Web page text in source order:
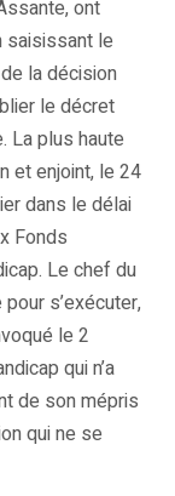
ont
saisissant le
la décision
le décret
La plus haute
et enjoint, le 24
dans le délai
Fonds
Le chef du
s’exécuter,
le 2
qui n’a
de son mépris
qui ne se